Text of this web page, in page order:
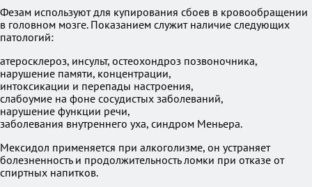
Фезам используют для купирования сбоев в кровообращении
в головном мозге. Показанием служит наличие следующих
патологий:
атеросклероз, инсульт, остеохондроз позвоночника,
нарушение памяти, концентрации,
интоксикации и перепады настроения,
слабоумие на фоне сосудистых заболеваний,
нарушение функции речи,
заболевания внутреннего уха, синдром Меньера.
Мексидол применяется при алкоголизме, он устраняет
болезненность и продолжительность ломки при отказе от
спиртных напитков.